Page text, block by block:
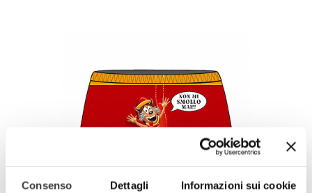
Consenso Dettagli Informazioni sui cookie